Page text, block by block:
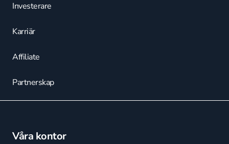
Investerare
Karriär
Affiliate
Partnerskap
Våra kontor